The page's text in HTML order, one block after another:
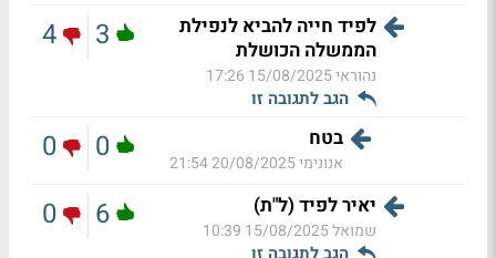
לפיד חייה להביא לנפילת
הממשלה הכושלת
נהוראי15/08/2025 17:26
הגב לתגובה זו
3
4
בטח
אנונימי20/08/2025 21:54
0
0
יאיר לפיד (ל"ת)
שמואל15/08/2025 10:39
6
0